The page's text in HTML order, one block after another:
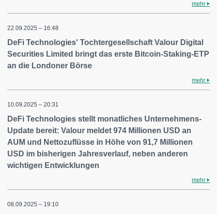
mehr
22.09.2025 – 16:48
DeFi Technologies' Tochtergesellschaft Valour Digital
Securities Limited bringt das erste Bitcoin-Staking-ETP
an die Londoner Börse
mehr
10.09.2025 – 20:31
DeFi Technologies stellt monatliches Unternehmens-
Update bereit: Valour meldet 974 Millionen USD an
AUM und Nettozuflüsse in Höhe von 91,7 Millionen
USD im bisherigen Jahresverlauf, neben anderen
wichtigen Entwicklungen
mehr
08.09.2025 – 19:10